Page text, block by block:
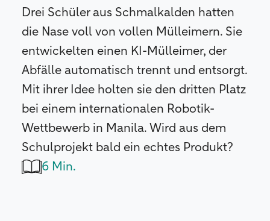
Drei Schüler aus Schmalkalden hatten
die Nase voll von vollen Mülleimern. Sie
entwickelten einen KI-Mülleimer, der
Abfälle automatisch trennt und entsorgt.
Mit ihrer Idee holten sie den dritten Platz
bei einem internationalen Robotik-
Wettbewerb in Manila. Wird aus dem
Schulprojekt bald ein echtes Produkt?
6 Min.